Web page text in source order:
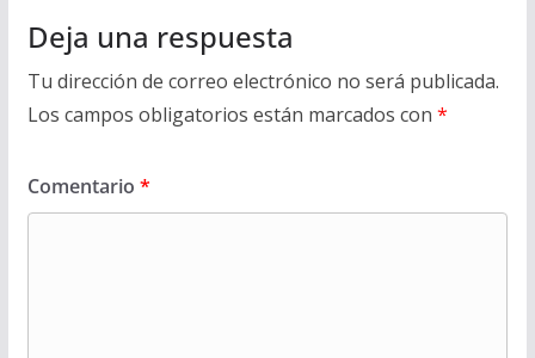
Deja una respuesta
Tu dirección de correo electrónico no será publicada.
Los campos obligatorios están marcados con *
Comentario *